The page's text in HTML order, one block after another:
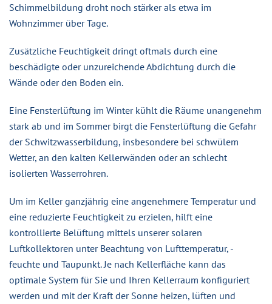
Schimmelbildung droht noch stärker als etwa im
Wohnzimmer über Tage.
Zusätzliche Feuchtigkeit dringt oftmals durch eine
beschädigte oder unzureichende Abdichtung durch die
Wände oder den Boden ein.
Eine Fensterlüftung im Winter kühlt die Räume unangenehm
stark ab und im Sommer birgt die Fensterlüftung die Gefahr
der Schwitzwasserbildung, insbesondere bei schwülem
Wetter, an den kalten Kellerwänden oder an schlecht
isolierten Wasserrohren.
Um im Keller ganzjährig eine angenehmere Temperatur und
eine reduzierte Feuchtigkeit zu erzielen, hilft eine
kontrollierte Belüftung mittels unserer solaren
Luftkollektoren unter Beachtung von Lufttemperatur, -
feuchte und Taupunkt. Je nach Kellerfläche kann das
optimale System für Sie und Ihren Kellerraum konfiguriert
werden und mit der Kraft der Sonne heizen, lüften und